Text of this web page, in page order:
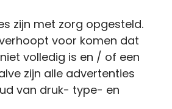
zijn met zorg opgesteld.
voor komen dat
volledig is en / of een
zijn alle advertenties
van druk- type- en